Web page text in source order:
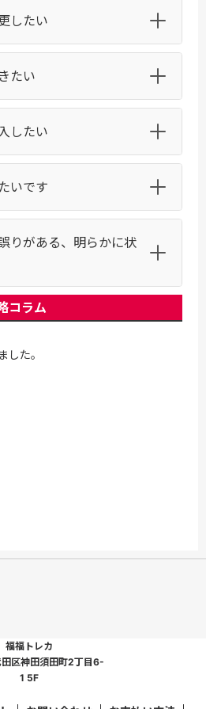
したい
たい
したい
いです
りがある、明らかに状
コラム
した。
福福トレカ
区神田須田町2丁目6-
1 5F